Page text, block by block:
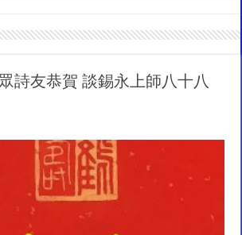
詩友恭賀 談錫永上師八十八